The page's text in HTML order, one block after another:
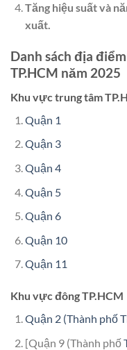
Tăng hiệu suất và
xuất.
Danh sách địa
TP.HCM năm 2025
Khu vực trung tâm
Quận 1
Quận 3
Quận 4
Quận 5
Quận 6
Quận 10
Quận 11
Khu vực đông TP.HCM
Quận 2 (Thành phố
[Quận 9 (Thành phố